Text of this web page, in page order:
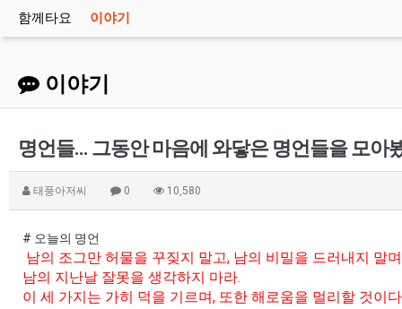
함께타요 이야기
이야기
명언들... 그동안 마음에 와닿은 명언들을 모아
태풍아저씨 0 10,580
# 오늘의 명언
남의 조그만 허물을 꾸짖지 말고, 남의 비밀을 드러내지 말
남의 지난날 잘못을 생각하지 마라.
이 세 가지는 가히 덕을 기르며, 또한 해로움을 멀리할 것이